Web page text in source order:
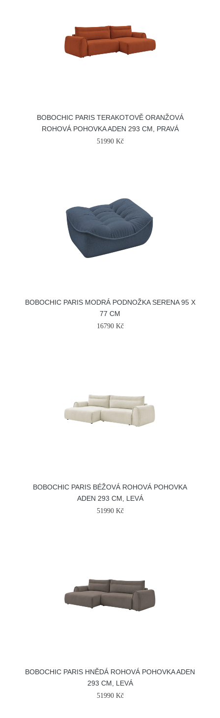
BOBOCHIC PARIS TERAKOTOVĚ ORANŽOVÁ
ROHOVÁ POHOVKA ADEN 293 CM, PRAVÁ
51990 Kč
BOBOCHIC PARIS MODRÁ PODNOŽKA SERENA 95 X
77 CM
16790 Kč
BOBOCHIC PARIS BÉŽOVÁ ROHOVÁ POHOVKA
ADEN 293 CM, LEVÁ
51990 Kč
BOBOCHIC PARIS HNĚDÁ ROHOVÁ POHOVKA ADEN
293 CM, LEVÁ
51990 Kč